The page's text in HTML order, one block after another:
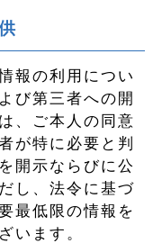
報の利用につい
び第三者への開
、ご本人の同意
が特に必要と判
開示ならびに公
し、法令に基づ
最低限の情報を
います。